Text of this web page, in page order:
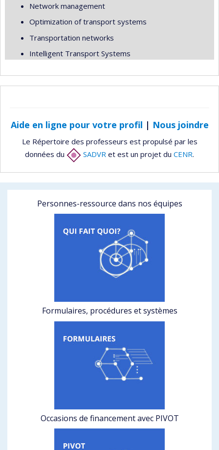
Network management
Optimization of transport systems
Transportation networks
Intelligent Transport Systems
Aide en ligne pour votre profil | Nous joindre
Le Répertoire des professeurs est propulsé par les
données du
SADVR et est un projet du CENR.
Personnes-ressource dans nos équipes
Formulaires, procédures et systèmes
Occasions de financement avec PIVOT